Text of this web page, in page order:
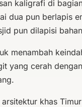
kaligrafi di
dua pun berlapis
pun dilapisi bahan
menambah
yang cerah
arsitektur khas